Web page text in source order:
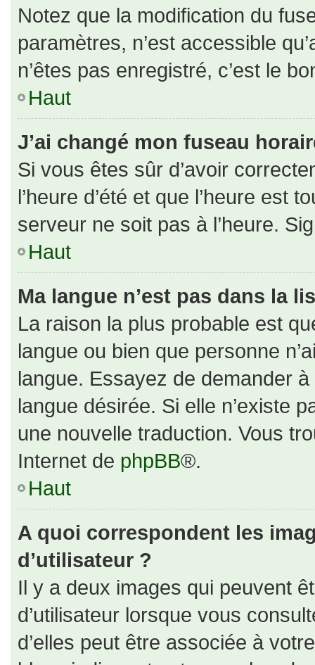
Notez que la modification du
paramètres, n’est accessible
n’êtes pas enregistré, c’est le
Haut
J’ai changé mon fuseau
Si vous êtes sûr d’avoir
l’heure d’été et que l’heure est
serveur ne soit pas à l’heure.
Haut
Ma langue n’est pas dans la
La raison la plus probable est
langue ou bien que personne
langue. Essayez de demander
langue désirée. Si elle n’existe
une nouvelle traduction. Vous
Internet de phpBB®.
Haut
A quoi correspondent les
d’utilisateur ?
Il y a deux images qui peuvent
d’utilisateur lorsque vous
d’elles peut être associée à